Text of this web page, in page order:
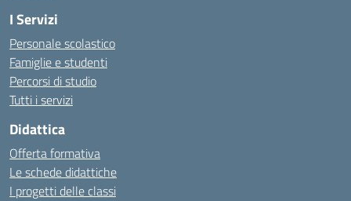
I Servizi
Personale scolastico
Famiglie e studenti
Percorsi di studio
Tutti i servizi
Didattica
Offerta formativa
Le schede didattiche
I progetti delle classi